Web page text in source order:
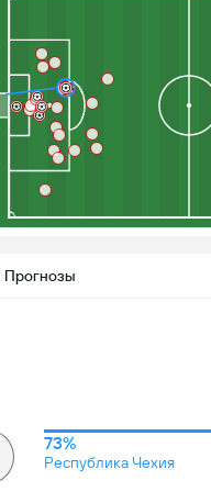
Прогнозы
73%
Республика Чехия